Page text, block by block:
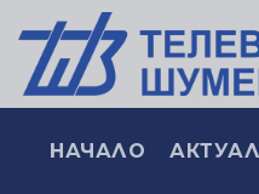
НАЧАЛО